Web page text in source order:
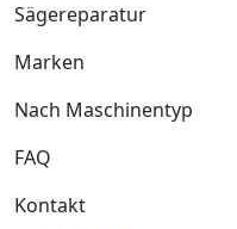
Sägereparatur
Marken
Nach Maschinentyp
FAQ
Kontakt